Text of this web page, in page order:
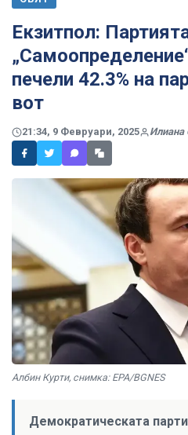
Екзитпол:
печели 42.3% на
вот
21:34, 9 Февруари, 2025 Илиана
Албин Курти, снимка: EPA/BGNES
Демократическата